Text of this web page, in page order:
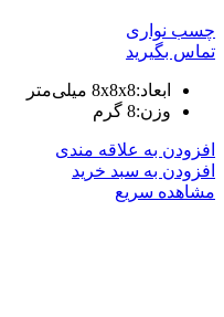
چسب نواری
تماس بگیرید
ابعاد:8x8x8 میلی‌متر
وزن:8 گرم
افزودن به علاقه مندی
افزودن به سبد خرید
مشاهده سریع